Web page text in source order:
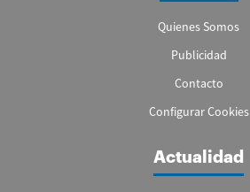
Quienes Somos
Publicidad
Contacto
Configurar Cookies
Actualidad